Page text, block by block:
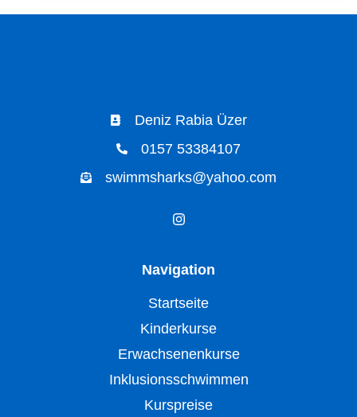
Deniz Rabia Üzer
0157 53384107
swimmsharks@yahoo.com
Navigation
Startseite
Kinderkurse
Erwachsenenkurse
Inklusionsschwimmen
Kurspreise